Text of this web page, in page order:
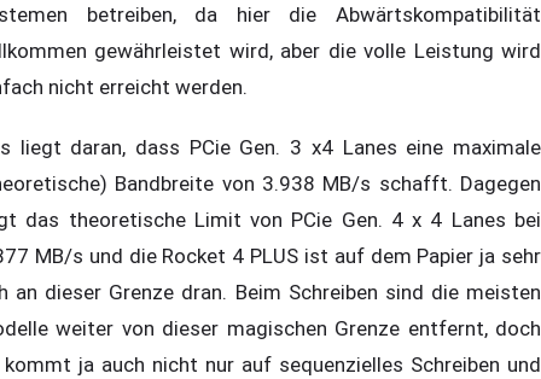
betreiben, da hier die Abwärtskompatibilität
gewährleistet wird, aber die volle Leistung wird
nicht erreicht werden.
liegt daran, dass PCie Gen. 3 x4 Lanes eine maximale
Bandbreite von 3.938 MB/s schafft. Dagegen
das theoretische Limit von PCie Gen. 4 x 4 Lanes bei
MB/s und die Rocket 4 PLUS ist auf dem Papier ja sehr
an dieser Grenze dran. Beim Schreiben sind die meisten
weiter von dieser magischen Grenze entfernt, doch
ja auch nicht nur auf sequenzielles Schreiben und